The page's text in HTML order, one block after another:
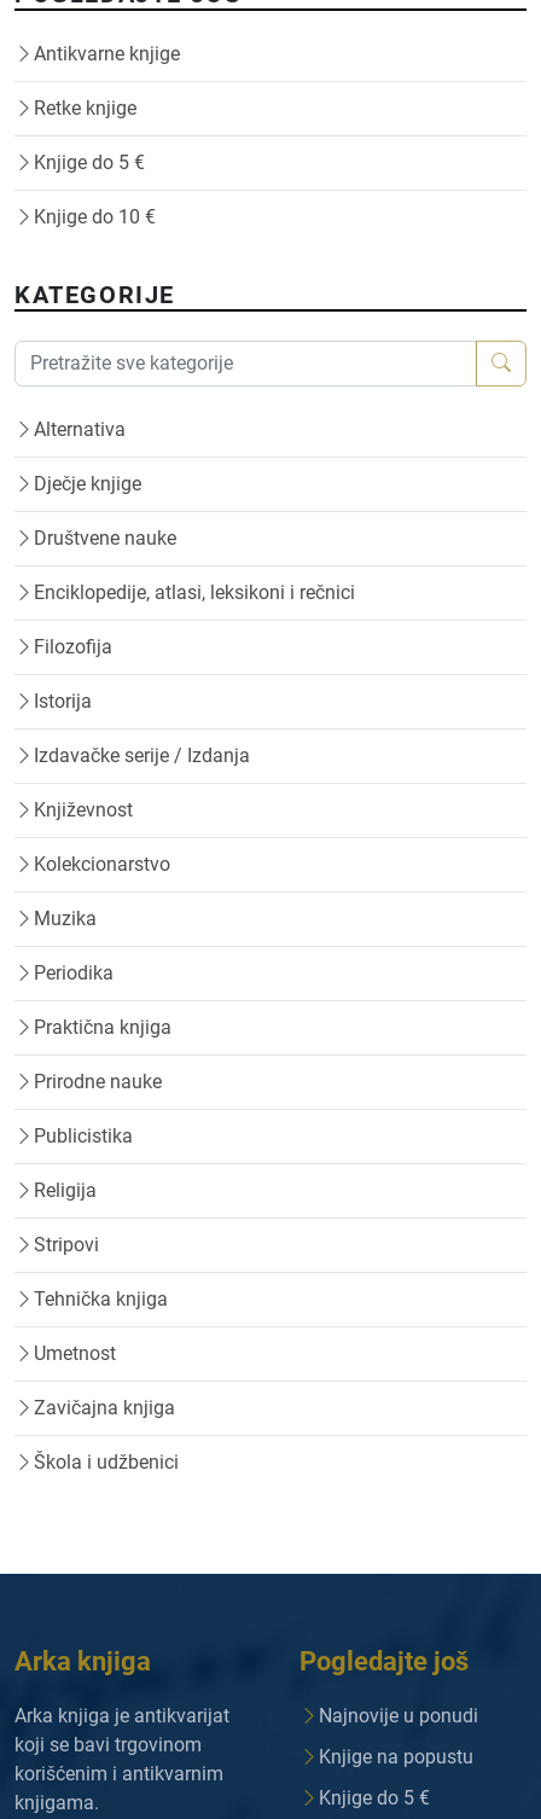
Antikvarne knjige
Retke knjige
Knjige do 5 €
Knjige do 10 €
KATEGORIJE
Alternativa
Dječje knjige
Društvene nauke
Enciklopedije, atlasi, leksikoni i rečnici
Filozofija
Istorija
Izdavačke serije / Izdanja
Književnost
Kolekcionarstvo
Muzika
Periodika
Praktična knjiga
Prirodne nauke
Publicistika
Religija
Stripovi
Tehnička knjiga
Umetnost
Zavičajna knjiga
Škola i udžbenici
Arka knjiga
Arka knjiga je antikvarijat
koji se bavi trgovinom
korišćenim i antikvarnim
knjigama.
Pogledajte još
Najnovije u ponudi
Knjige na popustu
Knjige do 5 €